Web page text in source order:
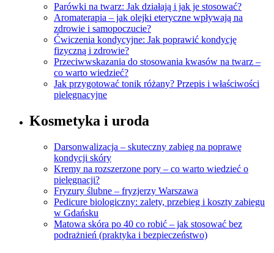
Parówki na twarz: Jak działają i jak je stosować?
Aromaterapia – jak olejki eteryczne wpływają na
zdrowie i samopoczucie?
Ćwiczenia kondycyjne: Jak poprawić kondycję
fizyczną i zdrowie?
Przeciwwskazania do stosowania kwasów na twarz –
co warto wiedzieć?
Jak przygotować tonik różany? Przepis i właściwości
pielęgnacyjne
Kosmetyka i uroda
Darsonwalizacja – skuteczny zabieg na poprawę
kondycji skóry
Kremy na rozszerzone pory – co warto wiedzieć o
pielęgnacji?
Fryzury ślubne – fryzjerzy Warszawa
Pedicure biologiczny: zalety, przebieg i koszty zabiegu
w Gdańsku
Matowa skóra po 40 co robić – jak stosować bez
podrażnień (praktyka i bezpieczeństwo)